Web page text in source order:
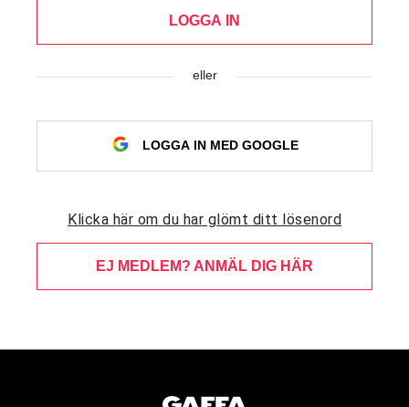
LOGGA IN
eller
LOGGA IN MED GOOGLE
Klicka här om du har glömt ditt lösenord
EJ MEDLEM? ANMÄL DIG HÄR